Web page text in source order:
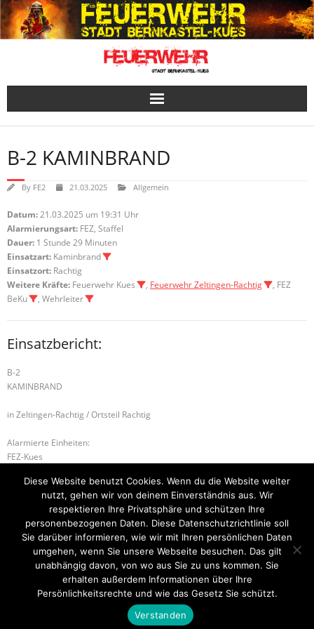
Skip
to
content
B-2 KAMINBRAND
By FE2 21.03.2025 Allgemein
Datum:21.03.2025 um 19:31 Uhr
Alarmierungsart: FEZ, Staffel
Dauer: 1 Stunde 29 Minuten
Einsatzart: Kaminbrand
Einsatzort: Rachtig
Weitere Kräfte: Feuerwehr Kues , Feuerwehr Zeltingen-Rachtig
, FEZ
BeKu
, Wehrleiter
Einsatzbericht:
B-2
KAMINBRAND
in Zeltingen-Rachtig / Ortsteil Rachtig
Alarmierte Einheiten:
FEZ-Kues
FF-Zeltingen-Rachtig-Gruppe
B-1 FLÄCHENBRAND – KLEIN H-1 UNTERSTÜTZUNG RD
Startseite Einsätze Mitglied werden Über uns
Kontakt
Think Up Themes Ltd. Powered by
Diese Website benutzt Cookies. Wenn du die Website weiter
nutzt, gehen wir von deinem Einverständnis aus. Wir
respektieren Ihre Privatsphäre und schützen Ihre
personenbezogenen Daten. Diese Datenschutzrichtlinie soll
Sie darüber informieren, wie wir mit Ihren persönlichen Daten
umgehen, wenn Sie unsere Webseite besuchen. Das gilt
unabhängig davon, von wo aus Sie zu uns kommen. Sie
erhalten außerdem Informationen über Ihre
Persönlichkeitsrechte und wie das Gesetz Sie schützt.
Verstanden